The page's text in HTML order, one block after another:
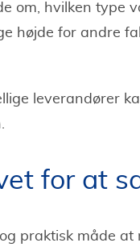
om, hvilken type
højde for andre
leverandører
for at
praktisk måde